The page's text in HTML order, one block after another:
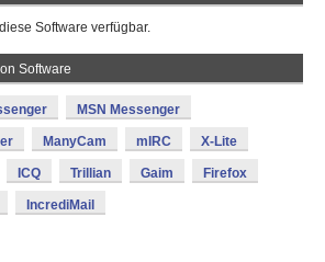
Software verfügbar.
Software
MSN Messenger
ManyCam mIRC X-Lite
ICQ Trillian Gaim Firefox
IncrediMail